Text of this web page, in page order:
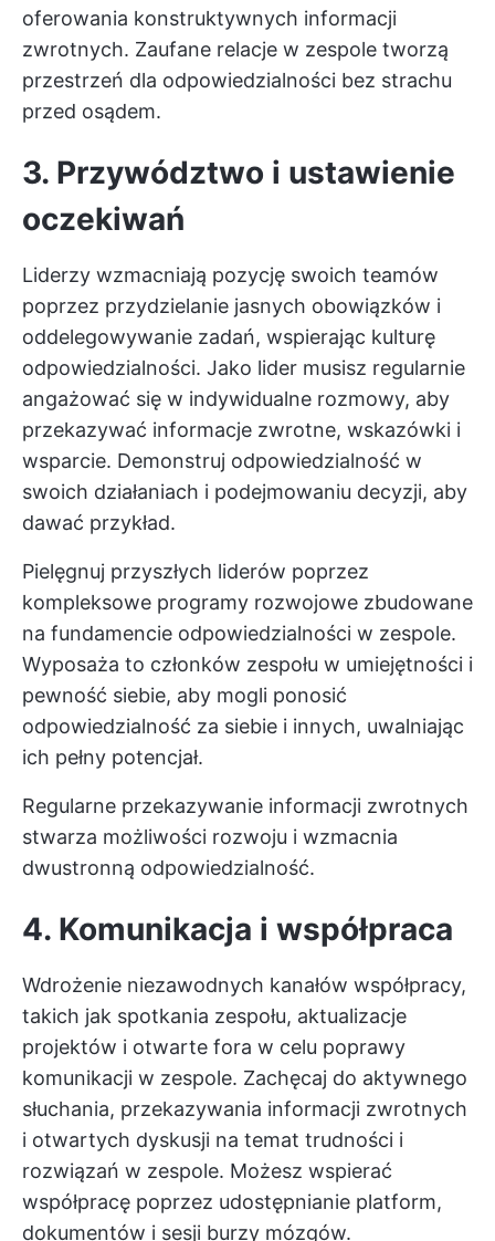
oferowania konstruktywnych informacji
zwrotnych. Zaufane relacje w zespole tworzą
przestrzeń dla odpowiedzialności bez strachu
przed osądem.
3. Przywództwo i ustawienie
oczekiwań
Liderzy wzmacniają pozycję swoich teamów
poprzez przydzielanie jasnych obowiązków i
oddelegowywanie zadań, wspierając kulturę
odpowiedzialności. Jako lider musisz regularnie
angażować się w indywidualne rozmowy, aby
przekazywać informacje zwrotne, wskazówki i
wsparcie. Demonstruj odpowiedzialność w
swoich działaniach i podejmowaniu decyzji, aby
dawać przykład.
Pielęgnuj przyszłych liderów poprzez
kompleksowe programy rozwojowe zbudowane
na fundamencie odpowiedzialności w zespole.
Wyposaża to członków zespołu w umiejętności i
pewność siebie, aby mogli ponosić
odpowiedzialność za siebie i innych, uwalniając
ich pełny potencjał.
Regularne przekazywanie informacji zwrotnych
stwarza możliwości rozwoju i wzmacnia
dwustronną odpowiedzialność.
4. Komunikacja i współpraca
Wdrożenie niezawodnych kanałów współpracy,
takich jak spotkania zespołu, aktualizacje
projektów i otwarte fora w celu poprawy
komunikacji w zespole. Zachęcaj do aktywnego
słuchania, przekazywania informacji zwrotnych
i otwartych dyskusji na temat trudności i
rozwiązań w zespole. Możesz wspierać
współpracę poprzez udostępnianie platform,
dokumentów i sesji burzy mózgów.